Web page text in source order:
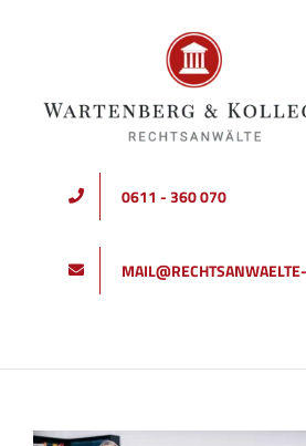
0611 - 360 070